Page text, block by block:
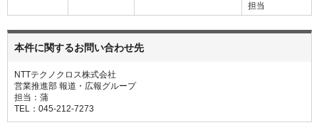
担当
本件に関するお問い合わせ先
NTTテクノクロス株式会社
営業推進部 報道・広報グループ
担当：蒲
TEL：045-212-7273